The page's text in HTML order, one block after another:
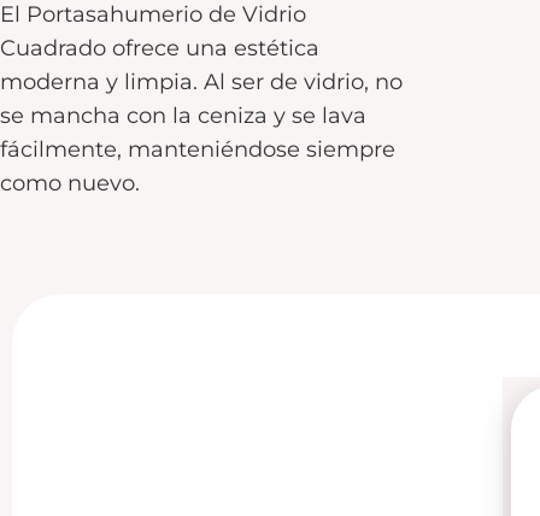
El Portasahumerio de Vidrio
Cuadrado ofrece una estética
moderna y limpia. Al ser de vidrio, no
se mancha con la ceniza y se lava
fácilmente, manteniéndose siempre
como nuevo.